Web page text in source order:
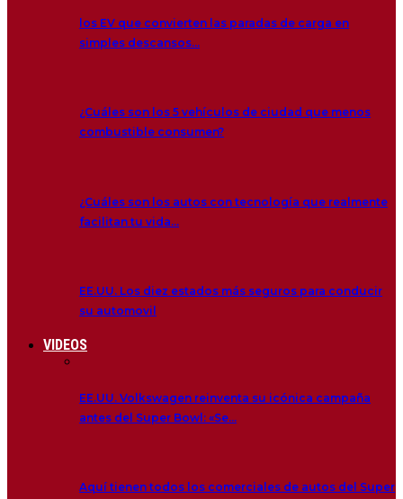
los EV que convierten las paradas de carga en
simples descansos…
¿Cuáles son los 5 vehículos de ciudad que menos
combustible consumen?
¿Cuáles son los autos con tecnología que realmente
facilitan tu vida…
EE.UU. Los diez estados más seguros para conducir
su automovil
VIDEOS
EE.UU. Volkswagen reinventa su icónica campaña
antes del Super Bowl: «Se…
Aquí tienen todos los comerciales de autos del Super